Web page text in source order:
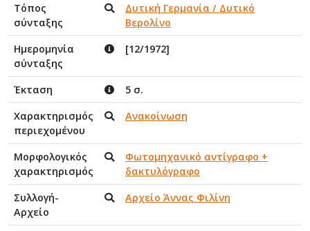
Τόπος
σύνταξης
Δυτική Γερμανία / Δυτικό
Βερολίνο
Ημερομηνία
σύνταξης
[12/1972]
Έκταση
5 σ.
Χαρακτηρισμός
περιεχομένου
Ανακοίνωση
Μορφολογικός
χαρακτηρισμός
Φωτομηχανικό αντίγραφο +
δακτυλόγραφο
Συλλογή-
Αρχείο
Αρχείο Άννας Φιλίνη